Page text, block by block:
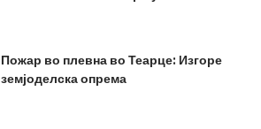
Пожар во плевна во Теарце: Изгоре
земјоделска опрема